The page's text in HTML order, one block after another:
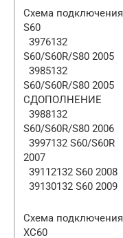
Схема подключения
S60
3976132
S60/S60R/S80 2005
3985132
S60/S60R/S80 2005
СДОПОЛНЕНИЕ
3988132
S60/S60R/S80 2006
3997132 S60/S60R
2007
39112132 S60 2008
39130132 S60 2009
Схема подключения
XC60